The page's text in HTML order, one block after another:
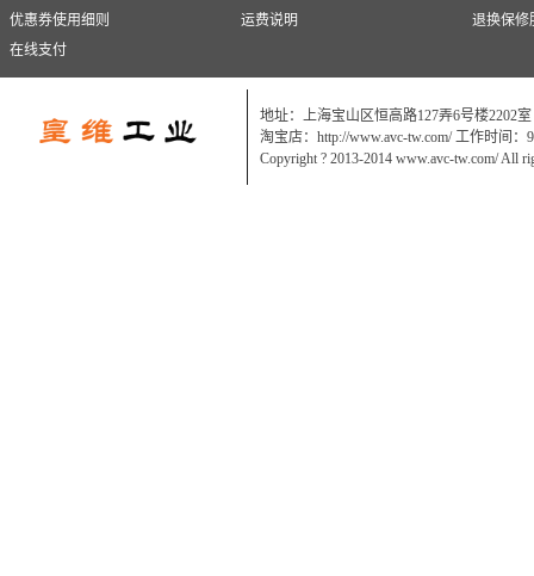
优惠券使用细则
在线支付
运费说明
退换保修
地址：上海宝山区恒高路127弄6号楼2202室
淘宝店：http://www.avc-tw.com/ 工作时间：
Copyright ? 2013-2014 www.avc-tw.com/ All